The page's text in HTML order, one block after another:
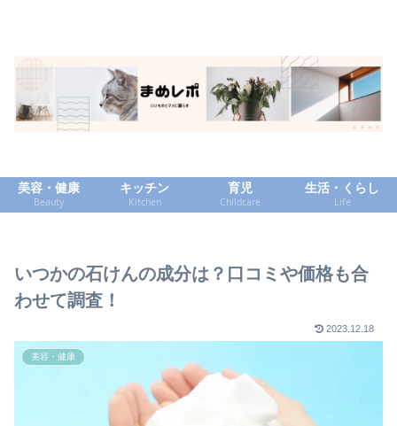
美容・健康
Beauty
キッチン
Kitchen
育児
Childcare
生活・くらし
Life
いつかの石けんの成分は？口コミや価格も合
わせて調査！
2023.12.18
美容・健康